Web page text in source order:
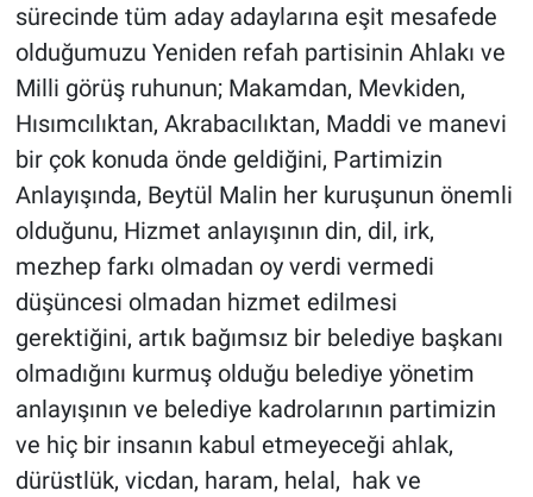
sürecinde tüm aday adaylarına eşit mesafede
olduğumuzu Yeniden refah partisinin Ahlakı ve
Milli görüş ruhunun; Makamdan, Mevkiden,
Hısımcılıktan, Akrabacılıktan, Maddi ve manevi
bir çok konuda önde geldiğini, Partimizin
Anlayışında, Beytül Malin her kuruşunun önemli
olduğunu, Hizmet anlayışının din, dil, irk,
mezhep farkı olmadan oy verdi vermedi
düşüncesi olmadan hizmet edilmesi
gerektiğini, artık bağımsız bir belediye başkanı
olmadığını kurmuş olduğu belediye yönetim
anlayışının ve belediye kadrolarının partimizin
ve hiç bir insanın kabul etmeyeceği ahlak,
dürüstlük, vicdan, haram, helal, hak ve